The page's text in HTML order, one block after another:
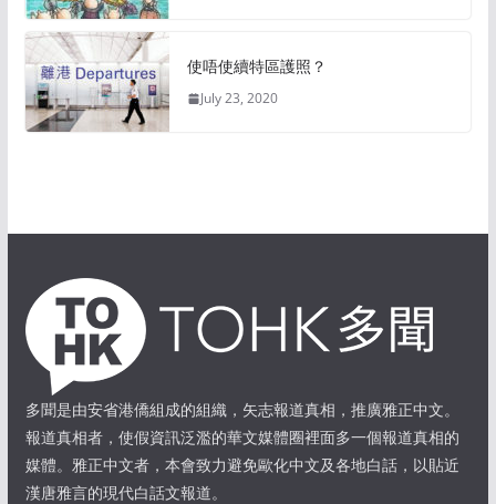
使唔使續特區護照？
July 23, 2020
多聞是由安省港僑組成的組織，矢志報道真相，推廣雅正中文。
報道真相者，使假資訊泛濫的華文媒體圈裡面多一個報道真相的
媒體。雅正中文者，本會致力避免歐化中文及各地白話，以貼近
漢唐雅言的現代白話文報道。